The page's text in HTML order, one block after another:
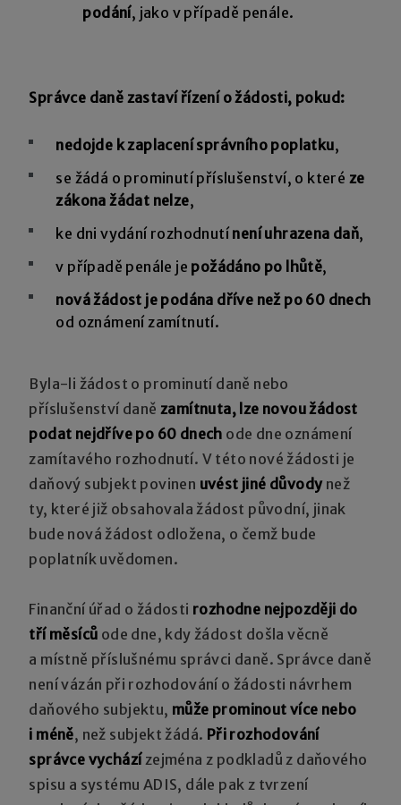
podání, jako v případě penále.
Správce daně zastaví řízení o žádosti, pokud:
nedojde k zaplacení správního poplatku,
se žádá o prominutí příslušenství, o které ze
zákona žádat nelze,
ke dni vydání rozhodnutí není uhrazena daň,
v případě penále je požádáno po lhůtě,
nová žádost je podána dříve než po 60 dnech
od oznámení zamítnutí.
Byla-li žádost o prominutí daně nebo
příslušenství danězamítnuta, lze novou žádost
podat nejdříve po 60 dnech ode dne oznámení
zamítavého rozhodnutí. V této nové žádosti je
daňový subjekt povinen uvést jiné důvodynež
ty, které již obsahovala žádost původní, jinak
bude nová žádost odložena, o čemž bude
poplatník uvědomen.
Finanční úřad o žádosti rozhodne nejpozději do
tří měsíců ode dne, kdy žádost došla věcně
a místně příslušnému správci daně. Správce daně
není vázán při rozhodování o žádosti návrhem
daňového subjektu, může prominout více nebo
i méně, než subjekt žádá. Při rozhodování
správce vycházízejména z podkladů z daňového
spisu a systému ADIS, dále pak z tvrzení